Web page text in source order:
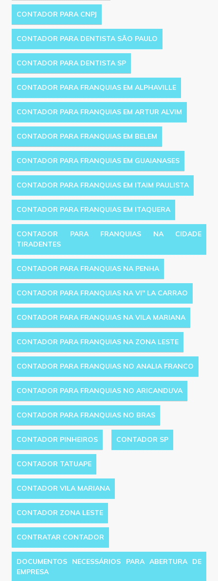
CONTADOR PARA CNPJ
CONTADOR PARA DENTISTA SÃO PAULO
CONTADOR PARA DENTISTA SP
CONTADOR PARA FRANQUIAS EM ALPHAVILLE
CONTADOR PARA FRANQUIAS EM ARTUR ALVIM
CONTADOR PARA FRANQUIAS EM BELEM
CONTADOR PARA FRANQUIAS EM GUAIANASES
CONTADOR PARA FRANQUIAS EM ITAIM PAULISTA
CONTADOR PARA FRANQUIAS EM ITAQUERA
CONTADOR PARA FRANQUIAS NA CIDADE
TIRADENTES
CONTADOR PARA FRANQUIAS NA PENHA
CONTADOR PARA FRANQUIAS NA VI'' LA CARRAO
CONTADOR PARA FRANQUIAS NA VILA MARIANA
CONTADOR PARA FRANQUIAS NA ZONA LESTE
CONTADOR PARA FRANQUIAS NO ANALIA FRANCO
CONTADOR PARA FRANQUIAS NO ARICANDUVA
CONTADOR PARA FRANQUIAS NO BRAS
CONTADOR PINHEIROS CONTADOR SP
CONTADOR TATUAPE
CONTADOR VILA MARIANA
CONTADOR ZONA LESTE
CONTRATAR CONTADOR
DOCUMENTOS NECESSÁRIOS PARA ABERTURA DE
EMPRESA